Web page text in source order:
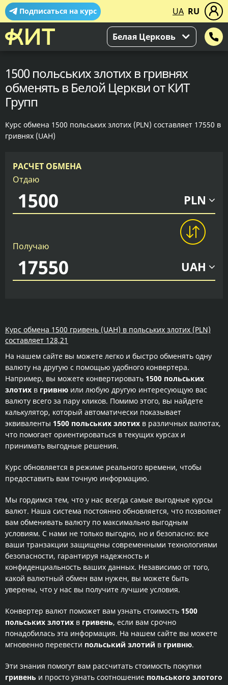
Подписаться на курс UA RU
Белая Церковь
1500 польських злотих в гривнях
обменять в Белой Церкви от КИТ
Групп
Курс обмена 1500 польських злотих (PLN) составляет 17550 в
гривнях (UAH)
РАСЧЕТ ОБМЕНА
Отдаю
PLN
Получаю
UAH
Курс обмена 1500 гривень (UAH) в польських злотих (PLN)
составляет 128,21
На нашем сайте вы можете легко и быстро обменять одну
валюту на другую с помощью удобного конвертера.
Например, вы можете конвертировать 1500 польських
злотих в гривню или любую другую интересующую вас
валюту всего за пару кликов. Помимо этого, вы найдете
калькулятор, который автоматически показывает
эквиваленты 1500 польських злотих в различных валютах,
что помогает ориентироваться в текущих курсах и
принимать выгодные решения.
Курс обновляется в режиме реального времени, чтобы
предоставить вам точную информацию.
Мы гордимся тем, что у нас всегда самые выгодные курсы
валют. Наша система постоянно обновляется, что позволяет
вам обменивать валюту по максимально выгодным
условиям. С нами не только выгодно, но и безопасно: все
ваши транзакции защищены современными технологиями
безопасности, гарантируя надежность и
конфиденциальность ваших данных. Независимо от того,
какой валютный обмен вам нужен, вы можете быть
уверены, что у нас вы получите лучшие условия.
Конвертер валют поможет вам узнать стоимость 1500
польських злотих в гривень, если вам срочно
понадобилась эта информация. На нашем сайте вы можете
мгновенно перевести польський злотий в гривню.
Эти знания помогут вам рассчитать стоимость покупки
гривень и просто узнать соотношение польського злотого